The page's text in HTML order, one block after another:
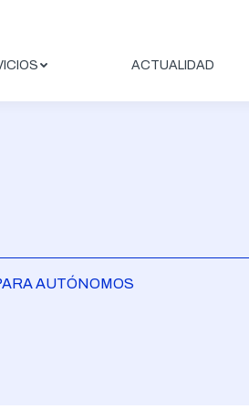
ACTUALIDAD
AUTÓNOMOS